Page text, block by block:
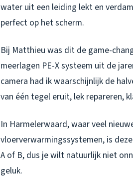
water uit een leiding lekt en
perfect op het scherm.
Bij Matthieu was dit de game-
meerlagen PE-X systeem uit de
camera had ik waarschijnlijk de
van één tegel eruit, lek repareren,
In Harmelerwaard, waar veel
vloerverwarmingssystemen, is
A of B, dus je wilt natuurlijk niet
geluk.